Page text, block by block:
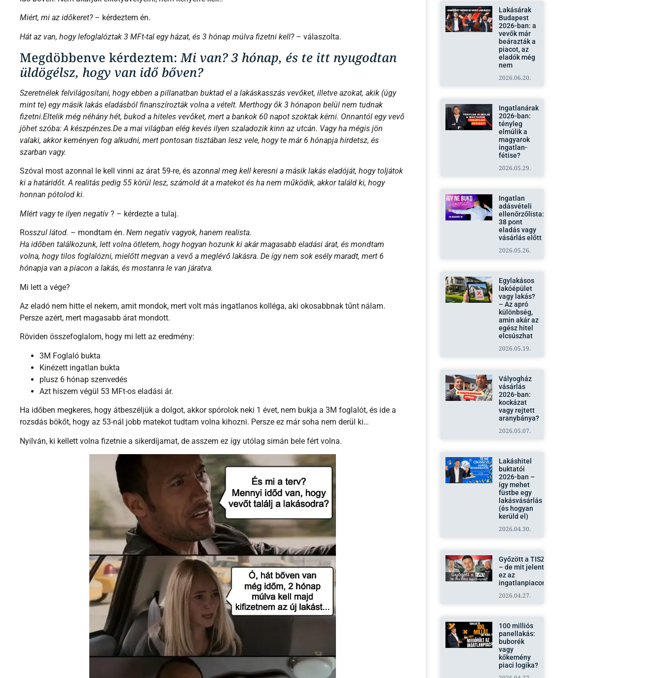
Miért, mi az időkeret? – kérdeztem én.
Hát az van, hogy lefoglalóztak 3 MFt-tal egy házat, és 3 hónap múlva fizetni kell?
Megdöbbenve kérdeztem:Mi van? 3 hónap, és te itt nyugodtan
üldögélsz, hogy van idő bőven?
Szeretnélek felvilágosítani, hogy ebben a pillanatban buktad el a lakáskasszás vevőket, illetve azokat, akik (úgy
mint te) egy másik lakás eladásból finanszírozták volna a vételt. Merthogy ők 3 hónapon belül nem tudnak
fizetni.Eltelik még néhány hét, bukod a hiteles vevőket, mert a bankok 60 napot szoktak kérni. Onnantól egy vevő
jöhet szóba: A készpénzes.De a mai világban elég kevés ilyen szaladozik kinn az utcán. Vagy ha mégis jön
valaki, akkor keményen fog alkudni, mert pontosan tisztában lesz vele, hogy te már 6 hónapja hirdetsz, és
szarban vagy.
Szóval most azonnal le kell vinni az árat 59-re, és azon
ki a határidőt. A realitás pedig 55 körül lesz, számold át a matekot és ha nem működik, akkor találd ki, hogy
honnan pótolod ki.
MIért vagy te ilyen negatív
sszul látod. – mondtam én.
Nem negatív vagyok, hanem realista.
Ha időben találkozunk, lett volna ötletem, hogy hogyan hozunk ki akár magasabb eladási árat, és mondtam
volna, hogy tilos foglalózni, mielőtt megvan a vevő a meglévő lakásra. De így nem sok esély maradt, mert 6
hónapja van a piacon a lakás, és mostanra le van járatva.
Mi lett a vége?
Az eladó nem hitte el nekem, amit mondok, mert volt más ingatlanos kolléga, aki okosabbnak tűnt nálam.
Persze azért, mert magasabb árat mondott.
Röviden összefoglalom, hogy mi lett az eredmény:
3M Foglaló bukta
Kinézett ingatlan bukta
plusz 6 hónap szenvedés
Azt hiszem végül 53 MFt-os eladási ár.
Ha időben megkeres, hogy átbeszéljük a dolgot, akkor spórolok neki 1 évet, nem bukja a 3M foglalót, és ide a
rozsdás bökőt, hogy az 53-nál jobb matekot tudtam volna kihozni. Persze ez már soha nem derül ki…
Nyilván, ki kellett volna fizetnie a sikerdíjamat, de asszem ez így utólag simán bele fért volna.
Budapest
2026-ban: a
vevők már
beárazták a
piacot, az
eladók még
nem
2026.06.20.
2026-ban:
tényleg
elmúlik a
magyarok
ingatlan-
fétise?
2026.05.29.
adásvételi
ellenőrzőlista:
38 pont
eladás vagy
vásárlás előtt
2026.05.26.
lakóépület
vagy lakás?
– Az apró
különbség,
amin akár az
egész hitel
elcsúszhat
2026.05.19.
vásárlás
2026-ban:
kockázat
vagy rejtett
aranybánya?
2026.05.07.
buktatói
2026-ban –
így mehet
füstbe egy
lakásvásárlás
(és hogyan
kerüld el)
2026.04.30.
– de mit jelent
ez az
ingatlanpiacon?
2026.04.27.
panellakás:
buborék
vagy
kőkemény
piaci logika?
2026.04.27.